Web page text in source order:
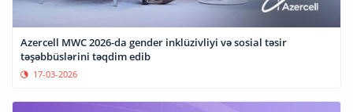
Azercell MWC 2026-da gender inklüzivliyi və sosial təsir
təşəbbüslərini təqdim edib
17-03-2026